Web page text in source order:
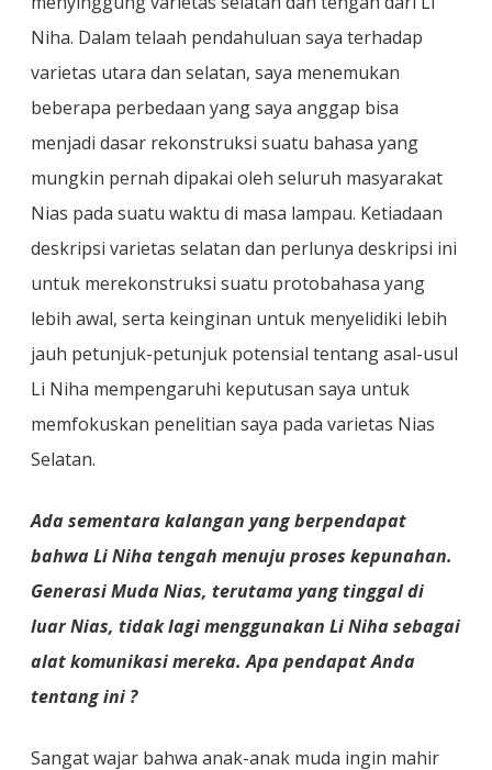
Niha. Dalam telaah pendahuluan saya terhadap
varietas utara dan selatan, saya menemukan
beberapa perbedaan yang saya anggap bisa
menjadi dasar rekonstruksi suatu bahasa yang
mungkin pernah dipakai oleh seluruh masyarakat
Nias pada suatu waktu di masa lampau. Ketiadaan
deskripsi varietas selatan dan perlunya deskripsi ini
untuk merekonstruksi suatu protobahasa yang
lebih awal, serta keinginan untuk menyelidiki lebih
jauh petunjuk-petunjuk potensial tentang asal-usul
Li Niha mempengaruhi keputusan saya untuk
memfokuskan penelitian saya pada varietas Nias
Selatan.
Ada sementara kalangan yang berpendapat
bahwa Li Niha tengah menuju proses kepunahan.
Generasi Muda Nias, terutama yang tinggal di
luar Nias, tidak lagi menggunakan Li Niha sebagai
alat komunikasi mereka. Apa pendapat Anda
tentang ini ?
Sangat wajar bahwa anak-anak muda ingin mahir